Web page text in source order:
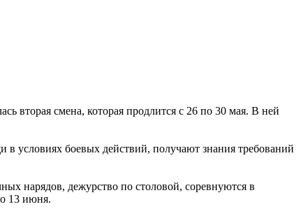
вторая смена, которая продлится с 26 по 30 мая. В ней
в условиях боевых действий, получают знания требований
нарядов, дежурство по столовой, соревнуются в
13 июня.